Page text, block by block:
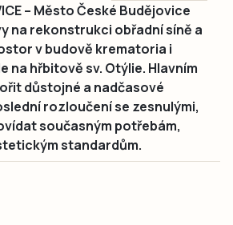
– Město České Budějovice
na rekonstrukci obřadní síně a
v budově krematoria i
na hřbitově sv. Otýlie. Hlavním
důstojné a nadčasové
rozloučení se zesnulými,
současným potřebám,
standardům.